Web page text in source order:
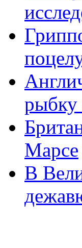
рыбку
Марсе
В